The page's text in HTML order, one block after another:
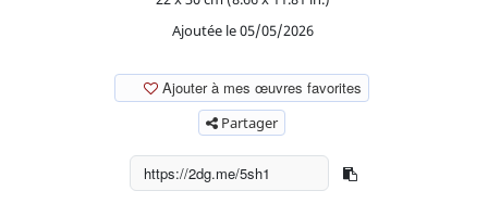
Ajoutée le 05/05/2026
Ajouter à mes œuvres favorites
Partager